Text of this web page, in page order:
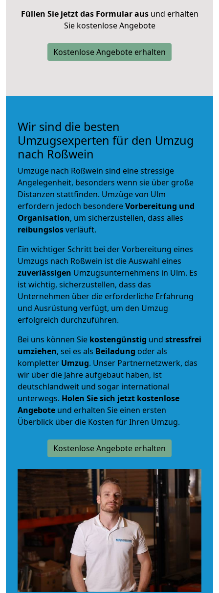
Füllen Sie jetzt das Formular ausund erhalten
Sie kostenlose Angebote
Kostenlose Angebote erhalten
Wir sind die besten
Umzugsexperten für den Umzug
nach Roßwein
Umzüge nach Roßwein sind eine stressige
Angelegenheit, besonders wenn sie über große
Distanzen stattfinden. Umzüge von Ulm
erfordern jedoch besondereVorbereitung und
Organisation, um sicherzustellen, dass alles
reibungslosverläuft.
Ein wichtiger Schritt bei der Vorbereitung eines
Umzugs nach Roßwein ist die Auswahl eines
zuverlässigen Umzugsunternehmens in Ulm. Es
ist wichtig, sicherzustellen, dass das
Unternehmen über die erforderliche Erfahrung
und Ausrüstung verfügt, um den Umzug
erfolgreich durchzuführen.
Bei uns können Sie kostengünstig und stressfrei
umziehen, sei es als Beiladung oder als
kompletter Umzug. Unser Partnernetzwerk, das
wir über die Jahre aufgebaut haben, ist
deutschlandweit und sogar international
unterwegs. Holen Sie sich jetzt kostenlose
Angebote und erhalten Sie einen ersten
Überblick über die Kosten für Ihren Umzug.
Kostenlose Angebote erhalten